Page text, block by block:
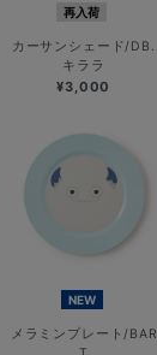
再入荷
カーサンシェード/DB.
キララ
¥3,000
NEW
メラミンプレート/BAR